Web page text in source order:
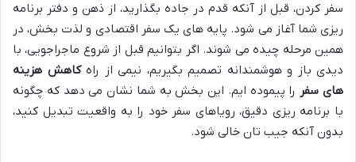
سفر کردن، قبل از آنکه قدم در جاده بگذارید، از ذهن و دفتر برنامه
ریزی شما آغاز می شود. پایه های یک سفر اقتصادی و لذت بخش، در
همین مرحله چیده می شوند. اگر بتوانیم قبل از شروع ماجراجویی، با
دیدی باز و هوشمندانه تصمیم بگیریم، نیمی از راهکاهش هزینه
های سفر را پیموده ایم. این بخش به شما نشان می دهد که چگونه
با برنامه ریزی دقیق، رویاهای سفر خود را به واقعیت تبدیل کنید،
بدون آنکه جیب تان خالی شود.